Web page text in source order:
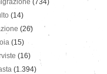
(734)
(14)
(26)
(15)
(16)
(1.394)